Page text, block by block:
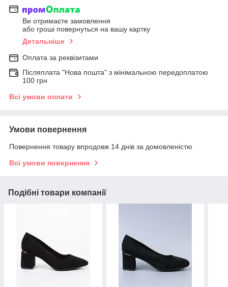
Ви отримаєте замовлення
або гроші повернуться на вашу картку
Детальніше
Оплата за реквізитами
Післяплата "Нова пошта" з мінімальною передоплатою
100 грн
Всі умови оплати
Умови повернення
Повернення товару впродовж 14 днів за домовленістю
Всі умови повернення
Подібні товари компанії